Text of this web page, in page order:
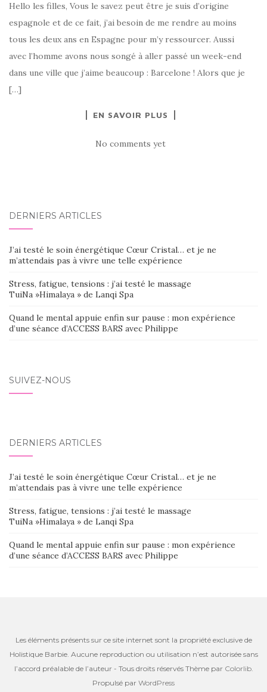
Hello les filles, Vous le savez peut être je suis d’origine
espagnole et de ce fait, j’ai besoin de me rendre au moins
tous les deux ans en Espagne pour m’y ressourcer. Aussi
avec l’homme avons nous songé à aller passé un week-end
dans une ville que j’aime beaucoup : Barcelone ! Alors que je
[…]
EN SAVOIR PLUS
No comments yet
DERNIERS ARTICLES
J’ai testé le soin énergétique Cœur Cristal… et je ne
m’attendais pas à vivre une telle expérience
Stress, fatigue, tensions : j’ai testé le massage
TuiNa »Himalaya » de Lanqi Spa
Quand le mental appuie enfin sur pause : mon expérience
d’une séance d’ACCESS BARS avec Philippe
SUIVEZ-NOUS
DERNIERS ARTICLES
J’ai testé le soin énergétique Cœur Cristal… et je ne
m’attendais pas à vivre une telle expérience
Stress, fatigue, tensions : j’ai testé le massage
TuiNa »Himalaya » de Lanqi Spa
Quand le mental appuie enfin sur pause : mon expérience
d’une séance d’ACCESS BARS avec Philippe
Les éléments présents sur ce site internet sont la propriété exclusive de
Holistique Barbie. Aucune reproduction ou utilisation n’est autorisée sans
l’accord préalable de l’auteur - Tous droits réservés Thème par Colorlib.
Propulsé par WordPress